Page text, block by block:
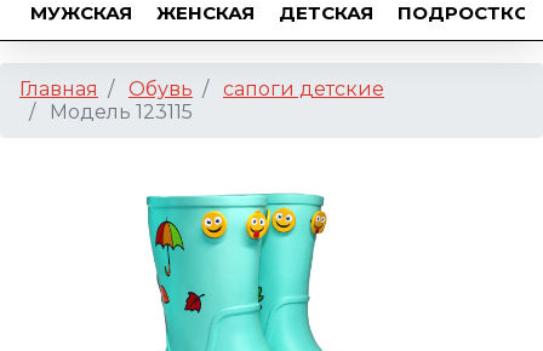
МУЖСКАЯ ЖЕНСКАЯ ДЕТСКАЯ
Главная Обувь
сапоги детские
Модель 123115